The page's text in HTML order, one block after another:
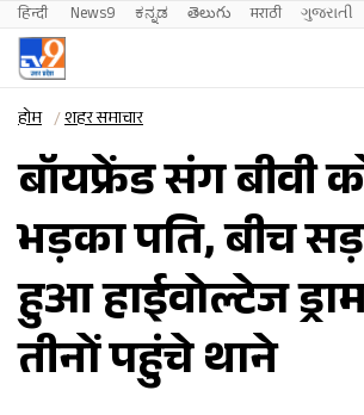
हिन्दी News9 ಕನ್ನಡ తెలుగు मराठी ગુજરાતી
होम शहर समाचार
बॉयफ्रेंड संग बीवी
भड़का पति, बीच
हुआ हाईवोल्टेज
तीनों पहुंचे थाने